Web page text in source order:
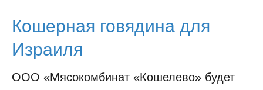
Кошерная говядина для
Израиля
ООО «Мясокомбинат «Кошелево» будет